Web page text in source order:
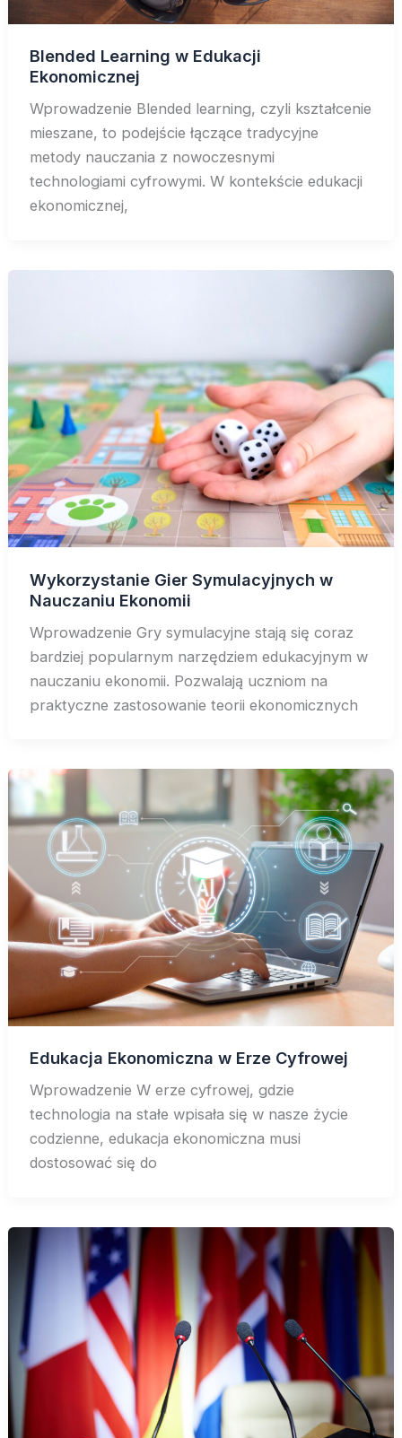
Blended Learning w Edukacji
Ekonomicznej
Wprowadzenie Blended learning, czyli kształcenie
mieszane, to podejście łączące tradycyjne
metody nauczania z nowoczesnymi
technologiami cyfrowymi. W kontekście edukacji
ekonomicznej,
Wykorzystanie Gier Symulacyjnych w
Nauczaniu Ekonomii
Wprowadzenie Gry symulacyjne stają się coraz
bardziej popularnym narzędziem edukacyjnym w
nauczaniu ekonomii. Pozwalają uczniom na
praktyczne zastosowanie teorii ekonomicznych
Edukacja Ekonomiczna w Erze Cyfrowej
Wprowadzenie W erze cyfrowej, gdzie
technologia na stałe wpisała się w nasze życie
codzienne, edukacja ekonomiczna musi
dostosować się do